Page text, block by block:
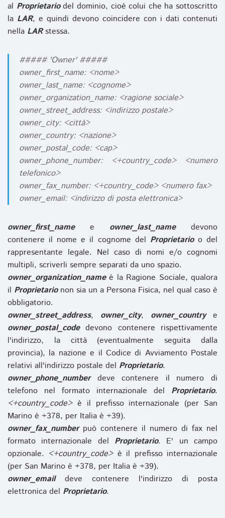
al Proprietariodel dominio, cioè colui che ha sottoscritto
la LAR, e quindi devono coincidere con i dati contenuti
nella LARstessa.
##### 'Owner' #####
owner_first_name: <nome>
owner_last_name: <cognome>
owner_organization_name: <ragione sociale>
owner_street_address: <indirizzo postale>
owner_city: <città>
owner_country: <nazione>
owner_postal_code: <cap>
owner_phone_number: <+country_code> <numero
telefonico>
owner_fax_number: <+country_code> <numero fax>
owner_email: <indirizzo di posta elettronica>
owner_first_namee owner_last_namedevono
contenere il nome e il cognome del Proprietarioo del
rappresentante legale. Nel caso di nomi e/o cognomi
multipli, scriverli sempre separati da uno spazio.
owner_organization_nameè la Ragione Sociale, qualora
il Proprietarionon sia un a Persona Fisica, nel qual caso è
obbligatorio.
owner_street_address, owner_city, owner_countrye
owner_postal_codedevono contenere rispettivamente
l'indirizzo, la città (eventualmente seguita dalla
provincia), la nazione e il Codice di Avviamento Postale
relativi all'indirizzo postale del Proprietario.
owner_phone_numberdeve contenere il numero di
telefono nel formato internazionale del Proprietario.
<+country_code>è il prefisso internazionale (per San
Marino è +378, per Italia è +39).
owner_fax_numberpuò contenere il numero di fax nel
formato internazionale del Proprietario. E' un campo
opzionale. <+country_code>è il prefisso internazionale
(per San Marino è +378, per Italia è +39).
owner_emaildeve contenere l'indirizzo di posta
elettronica del Proprietario.